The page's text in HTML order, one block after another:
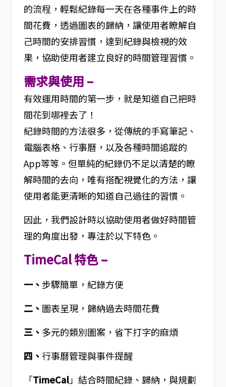
的流程，輕鬆紀錄每一天在各種事件上的時
間花費，透過圖表的歸納，讓使用者瞭解自
己時間的安排習慣，達到紀錄與檢視的效
果，協助使用者建立良好的時間管理習慣。
需求與使用 –
有效運用時間的第一步，就是知道自己把時
間花到哪裡去了！
紀錄時間的方法很多，從傳統的手寫筆記、
電腦表格、行事曆，以及各種時間追蹤的
App等等。但單純的紀錄仍不足以清楚的瞭
解時間的去向，唯有搭配視覺化的方法，讓
使用者能更清晰的知道自己過往的習慣。
因此，我們設計時以協助使用者做好時間管
理的角度出發，專注於以下特色。
TimeCal 特色 –
一、 步驟簡單，紀錄方便
二、 圖表呈現，歸納過去時間花費
三、 多元的類別圖案，省下打字的麻煩
四、 行事曆管理與事件提醒
「TimeCal」結合時間紀錄、歸納，與規劃